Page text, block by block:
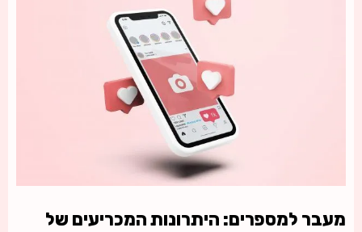
מעבר למספרים: היתרונות המכריעים של